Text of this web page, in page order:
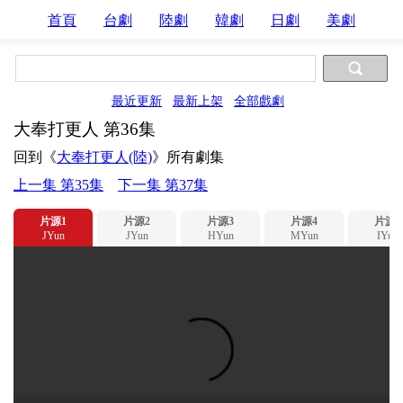
首頁 台劇 陸劇 韓劇 日劇 美劇
最近更新 最新上架 全部戲劇
大奉打更人 第36集
回到《大奉打更人(陸)》所有劇集
上一集 第35集
下一集 第37集
片源1
JYun
片源2
JYun
片源3
HYun
片源4
MYun
片源5
IYun